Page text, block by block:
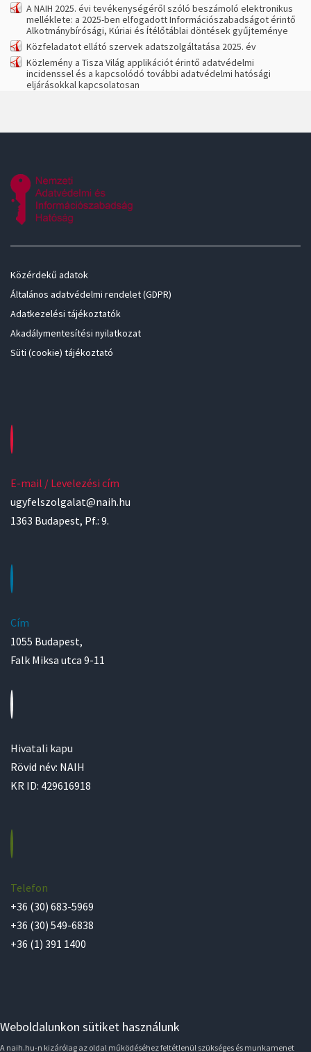
A NAIH 2025. évi tevékenységéről szóló beszámoló elektronikus
melléklete: a 2025-ben elfogadott Információszabadságot érintő
Alkotmánybírósági, Kúriai és Ítélőtáblai döntések gyűjteménye
Közfeladatot ellátó szervek adatszolgáltatása 2025. év
Közlemény a Tisza Világ applikációt érintő adatvédelmi
incidenssel és a kapcsolódó további adatvédelmi hatósági
eljárásokkal kapcsolatosan
Közérdekű adatok
Általános adatvédelmi rendelet (GDPR)
Adatkezelési tájékoztatók
Akadálymentesítési nyilatkozat
Süti (cookie) tájékoztató
E-mail / Levelezési cím
ugyfelszolgalat@naih.hu
1363 Budapest, Pf.: 9.
Cím
1055 Budapest,
Falk Miksa utca 9-11
Hivatali kapu
Rövid név: NAIH
KR ID: 429616918
Telefon
+36 (30) 683-5969
+36 (30) 549-6838
+36 (1) 391 1400
Weboldalunkon sütiket használunk
A naih.hu-n kizárólag az oldal működéséhez feltétlenül szükséges és munkamenet